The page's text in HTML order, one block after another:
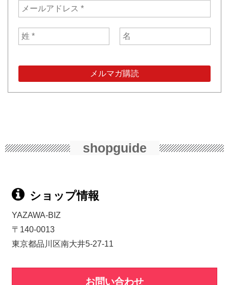
shopguide
ショップ情報
YAZAWA-BIZ
〒140-0013
東京都品川区南大井5-27-11
お問い合わせ